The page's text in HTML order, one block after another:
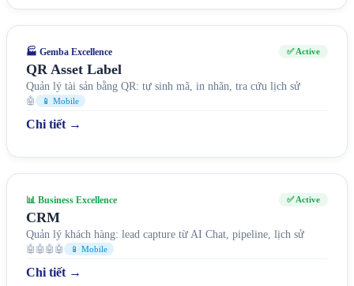
🏭 Gemba Excellence ✅ Active
QR Asset Label
Quản lý tài sản bằng QR: tự sinh mã, in nhãn, tra cứu lịch sử
🤖 📱 Mobile
Chi tiết →
📊 Business Excellence ✅ Active
CRM
Quản lý khách hàng: lead capture từ AI Chat, pipeline, lịch sử
🤖🤖🤖🤖 📱 Mobile
Chi tiết →